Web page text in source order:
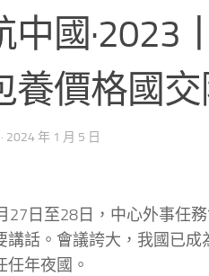
中國·2023
養價格國
· 2024 年 1 月 5 日
27日至28日，中心外事任
講話。會議誇大，我國已
任年夜國。